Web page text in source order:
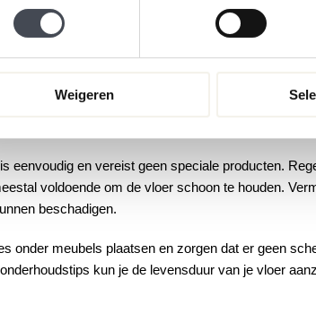
Weigeren
van een professional altijd een verstandige keuze.
voor
eenvoudig en vereist geen speciale producten.
voldoende om de vloer schoon te houden.
beschadigen.
onder meubels plaatsen en zorgen dat er geen
kun je de levensduur van je vloer